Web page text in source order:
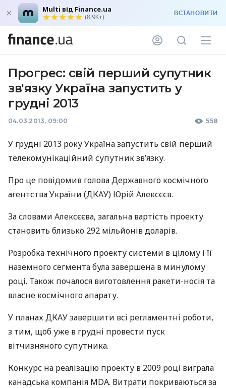
Multi від Finance.ua
(8,9K+) ВСТАНОВИТИ
Прогрес: свій перший супутник
зв'язку Україна запустить у
грудні 2013
04.03.2013, 09:00 558
У грудні 2013 року Україна запустить свій перший
телекомунікаційний супутник зв’язку.
Про це повідомив голова Державного космічного
агентства України (ДКАУ) Юрій Алексєєв.
За словами Алексєєва, загальна вартість проекту
становить близько 292 мільйонів доларів.
Розробка технічного проекту системи в цілому і її
наземного сегмента була завершена в минулому
році. Також почалося виготовлення ракети-носія та
власне космічного апарату.
У планахДКАУзавершити всі регламентні роботи,
з тим, щоб уже в грудні провести пуск
вітчизняного супутника.
Конкурс на реалізацію проекту в 2009 році виграла
канадська компанія MDA. Витрати покриваються за